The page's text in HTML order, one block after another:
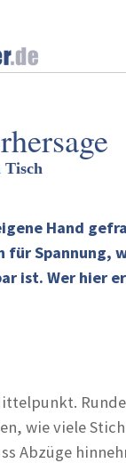
Tisch
Hand
Spannung,
ist. Wer hier
wie viele
Abzüge